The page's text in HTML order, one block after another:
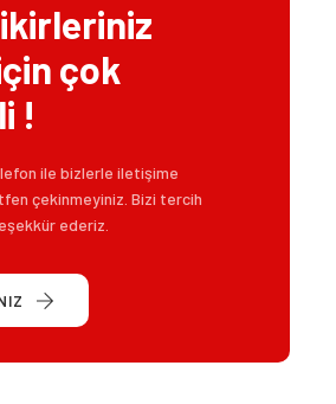
çok
!
ile bizlerle iletişime
çekinmeyiniz. Bizi tercih
ederiz.